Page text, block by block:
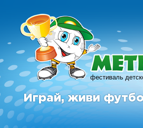
фестиваль
Играй, живи